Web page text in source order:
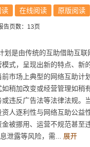
读 在线阅读 原版阅读
告页数：13页
划是由传统的互助借助互联
式，呈现出新的特点、新
市场上典型的网络互助计
稍加改变或经营管理如稍
违反广告法等法律法规。
人逐利性与网络互助公益
被挪用、运营不规范甚至
泄露等风险，需... 展开